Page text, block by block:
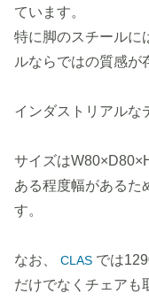
ています。
特に脚のスチールに
ルならではの質感が
インダストリアルな
サイズは
ある程度幅があるた
す。
なお、 CLAS では
だけでなくチェアも